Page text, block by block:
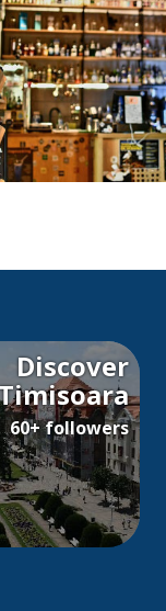
Discover
60+ followers